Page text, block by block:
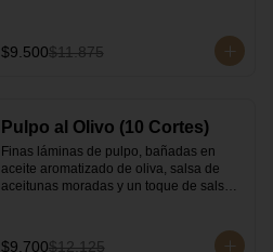
$9.500$11.875
Pulpo al Olivo (10 Cortes)
Finas láminas de pulpo, bañadas en
aceite aromatizado de oliva, salsa de
aceitunas moradas y un toque de salsa
$9.700$12.125